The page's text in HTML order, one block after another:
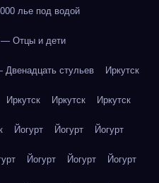
лье под водой
— Отцы и дети
стульев Иркутск
Иркутск Иркутск Иркутск
Йогурт Йогурт Йогурт
Йогурт Йогурт Йогурт